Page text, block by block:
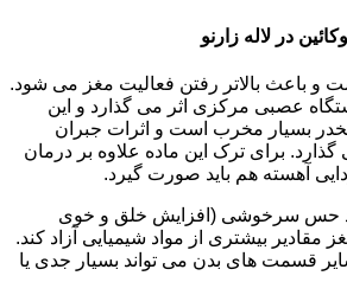
در لاله زارنو
و باعث بالاتر رفتن فعالیت مغز می شود.
عصبی مرکزی اثر می گذارد و این
بسیار مخرب است و اثرات جبران
برای ترک این ماده علاوه بر درمان
آهسته هم باید صورت گیرد.
حس سرخوشی (افزایش خلق و خوی
بیشتری از مواد شیمیایی آزاد کند.
سایر قسمت های بدن می تواند بسیار جدی یا